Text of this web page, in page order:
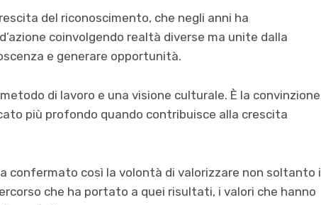
del riconoscimento, che negli anni ha
coinvolgendo realtà diverse ma unite dalla
e generare opportunità.
di lavoro e una visione culturale. È la convinzione
più profondo quando contribuisce alla crescita
confermato così la volontà di valorizzare non soltanto i
che ha portato a quei risultati, i valori che hanno